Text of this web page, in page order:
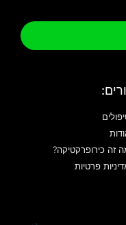
זה כירופרקטיקה?
פרטיות